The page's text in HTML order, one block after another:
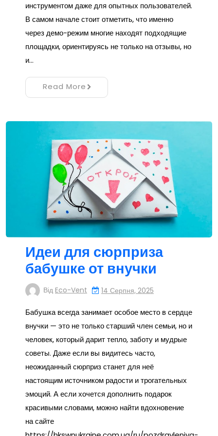
инструментом даже для опытных пользователей.
В самом начале стоит отметить, что именно
через демо-режим многие находят подходящие
площадки, ориентируясь не только на отзывы, но
и…
Read More
Идеи для сюрприза
бабушке от внучки
Від Eco-Vent 14 Серпня, 2025
Бабушка всегда занимает особое место в сердце
внучки — это не только старший член семьи, но и
человек, который дарит тепло, заботу и мудрые
советы. Даже если вы видитесь часто,
неожиданный сюрприз станет для неё
настоящим источником радости и трогательных
эмоций. А если хочется дополнить подарок
красивыми словами, можно найти вдохновение
на сайте